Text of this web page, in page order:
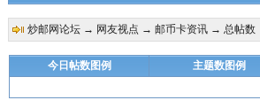
炒邮网论坛→ 网友视点 → 邮币卡资讯→ 总帖数
今日帖数图例 主题数图例